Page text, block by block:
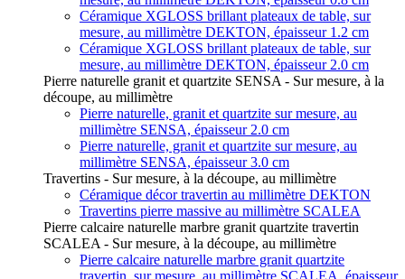
Céramique XGLOSS brillant plateaux de table, sur
mesure, au millimètre DEKTON, épaisseur 1.2 cm
Céramique XGLOSS brillant plateaux de table, sur
mesure, au millimètre DEKTON, épaisseur 2.0 cm
Pierre naturelle granit et quartzite SENSA - Sur mesure, à la
découpe, au millimètre
Pierre naturelle, granit et quartzite sur mesure, au
millimètre SENSA, épaisseur 2.0 cm
Pierre naturelle, granit et quartzite sur mesure, au
millimètre SENSA, épaisseur 3.0 cm
Travertins - Sur mesure, à la découpe, au millimètre
Céramique décor travertin au millimètre DEKTON
Travertins pierre massive au millimètre SCALEA
Pierre calcaire naturelle marbre granit quartzite travertin
SCALEA - Sur mesure, à la découpe, au millimètre
Pierre calcaire naturelle marbre granit quartzite
travertin, sur mesure, au millimètre SCALEA, épaisseur